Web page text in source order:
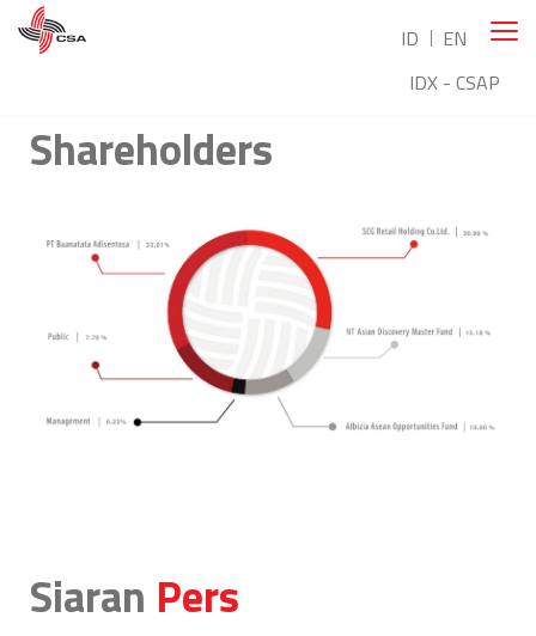
ID
EN
IDX - CSAP
Shareholders
Siaran Pers